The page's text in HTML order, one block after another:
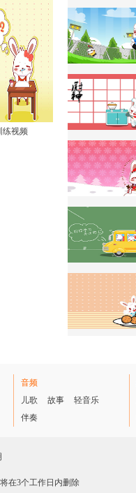
练视频
音频
儿歌
故事
轻音乐
伴奏
在3个工作日内删除